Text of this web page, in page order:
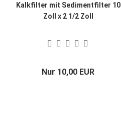
Kalkfilter mit Sedimentfilter 10
Zoll x 2 1/2 Zoll
Nur 10,00 EUR